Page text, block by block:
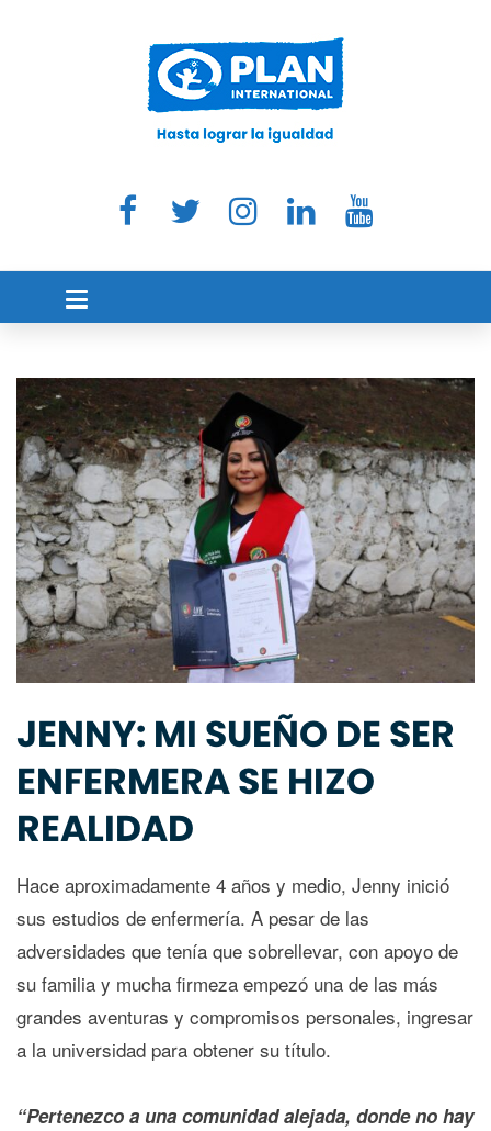
JENNY: MI SUEÑO DE SER
ENFERMERA SE HIZO
REALIDAD
Hace aproximadamente 4 años y medio, Jenny inició
sus estudios de enfermería. A pesar de las
adversidades que tenía que sobrellevar, con apoyo de
su familia y mucha firmeza empezó una de las más
grandes aventuras y compromisos personales, ingresar
a la universidad para obtener su título.
“Pertenezco a una comunidad alejada, donde no hay